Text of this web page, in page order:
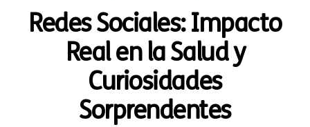
Redes Sociales: Impacto
Real en la Salud y
Curiosidades
Sorprendentes